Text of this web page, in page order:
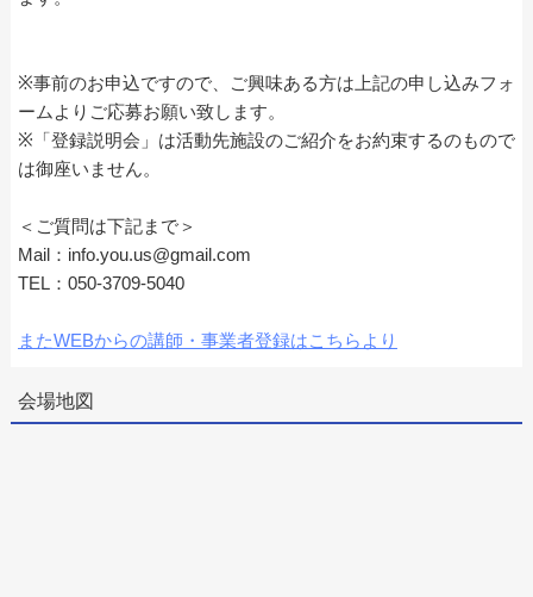
※事前のお申込ですので、ご興味ある方は上記の申し込みフォ
ームよりご応募お願い致します。
※「登録説明会」は活動先施設のご紹介をお約束するのもので
は御座いません。
＜ご質問は下記まで＞
Mail：info.you.us@gmail.com
TEL：050-3709-5040
またWEBからの講師・事業者登録はこちらより
会場地図